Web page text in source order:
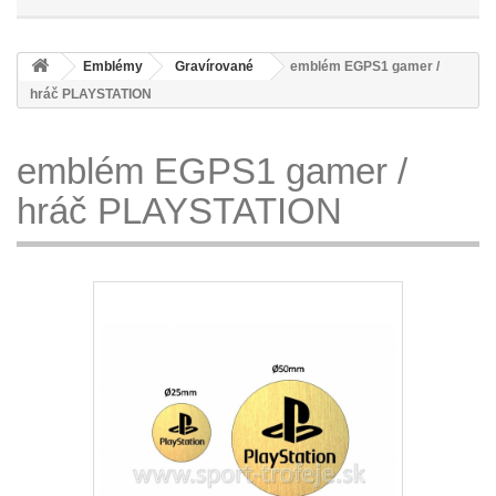
Emblémy Gravírované
emblém EGPS1 gamer /
hráč PLAYSTATION
emblém EGPS1 gamer /
hráč PLAYSTATION